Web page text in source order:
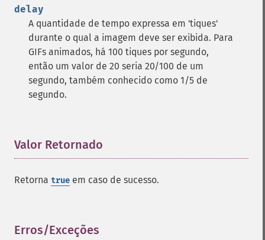
delay
A quantidade de tempo expressa em 'tiques'
durante o qual a imagem deve ser exibida. Para
GIFs animados, há 100 tiques por segundo,
então um valor de 20 seria 20/100 de um
segundo, também conhecido como 1/5 de
segundo.
Valor Retornado
Retorna true em caso de sucesso.
Erros/Exceções
convolveImage
count
cropImage
cropThumbnailImage
current
cycleColormapImage
decipherImage
deskewImage
despeckleImage
destroy
drawImage